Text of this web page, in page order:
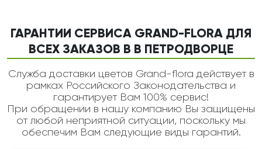
ГАРАНТИИ СЕРВИСА GRAND-FLORA ДЛЯ
ВСЕХ ЗАКАЗОВ В В ПЕТРОДВОРЦЕ
Служба доставки цветов Grand-flora действует в
рамках Российского Законодательства и
гарантирует Вам 100% сервис!
При обращении в нашу компанию Вы защищены
от любой неприятной ситуации, поскольку мы
обеспечим Вам следующие виды гарантий.